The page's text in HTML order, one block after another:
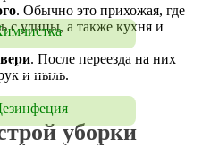
Химчистка
Дезинфекция
. Обычно это прихожая, где
с улицы, а также кухня и
. После переезда на них
и пыль.
уборки